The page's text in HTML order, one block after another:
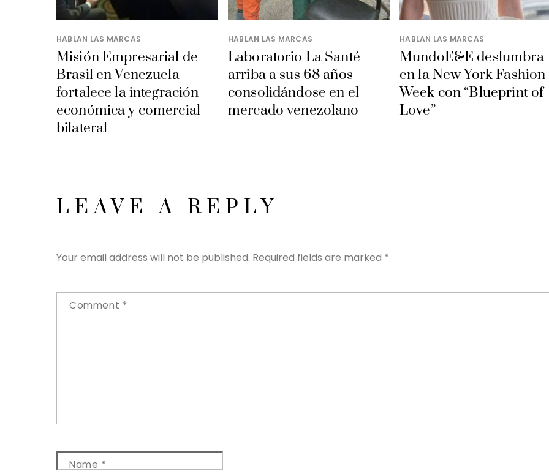
HABLAN LAS MARCAS
Misión Empresarial de
Brasil en Venezuela
fortalece la integración
económica y comercial
bilateral
HABLAN LAS MARCAS
Laboratorio La Santé
arriba a sus 68 años
consolidándose en el
mercado venezolano
HABLAN LAS MARCAS
MundoE&E deslumbra
en la New York Fashion
Week con “Blueprint of
Love”
LEAVE A REPLY
Your email address will not be published. Required fields are marked *
Comment *
Name *